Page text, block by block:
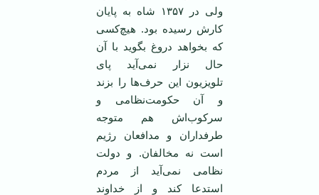
ولی در ۱۳۵۷ شاه به پایان
کارش رسیده بود. هیچ‌کسی
که بخواهد دروغ بگوید با آن
حال نزار نمی‌آید پای
تلویزیون این حرف‌ها را بزند
و آن حکومت‌نظامی و
سرکوب‌اش هم متوجه
طرفداران و مدافعان رژیم
است نه مخالفان. و دولت
نظامی نمی‌آید از مردم
استدعا کند و از خداوند